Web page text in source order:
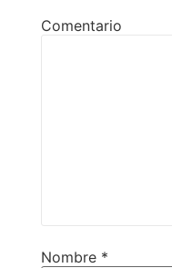
Comentario
Nombre *